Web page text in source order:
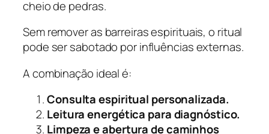
cheio de pedras.
Sem remover as barreiras espirituais, o ritual
pode ser sabotado por influências externas.
A combinação ideal é:
Consulta espiritual personalizada.
Leitura energética para diagnóstico.
Limpeza e abertura de caminhos